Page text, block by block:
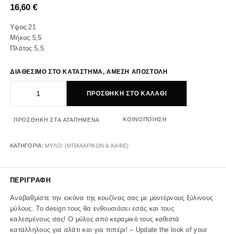
16,60 €
Υψος:21
Μήκος:5,5
Πλάτος:5,5
ΔΙΑΘΕΣΙΜΟ ΣΤΟ ΚΑΤΑΣΤΗΜΑ, ΑΜΕΣΗ ΑΠΟΣΤΟΛΗ
ΠΡΟΣΘΉΚΗ ΣΤΟ ΚΑΛΆΘΙ
ΠΡΟΣΘΉΚΗ ΣΤΑ ΑΓΑΠΗΜΈΝΑ ΚΟΙΝΟΠΟΊΗΣΗ
ΚΑΤΗΓΟΡΊΑ: ΜΥΛΟΙ (ΜΠΑΧΑΡΙΚΩΝ & ΚΑΦΕ)
ΠΕΡΙΓΡΑΦΉ
Αναβαθμίστε την εικόνα της κουζίνας σας με μοντέρνους ξύλινους
μύλους. Το design τους θα ενθουσιάσει εσάς και τους
καλεσμένους σας! Ο μύλος από κεραμικό τους καθιστά
κατάλληλους για αλάτι και για πιπέρι! – Update the look of your